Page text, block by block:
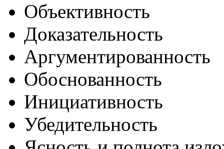
Объективность
Доказательность
Аргументированность
Обоснованность
Инициативность
Убедительность